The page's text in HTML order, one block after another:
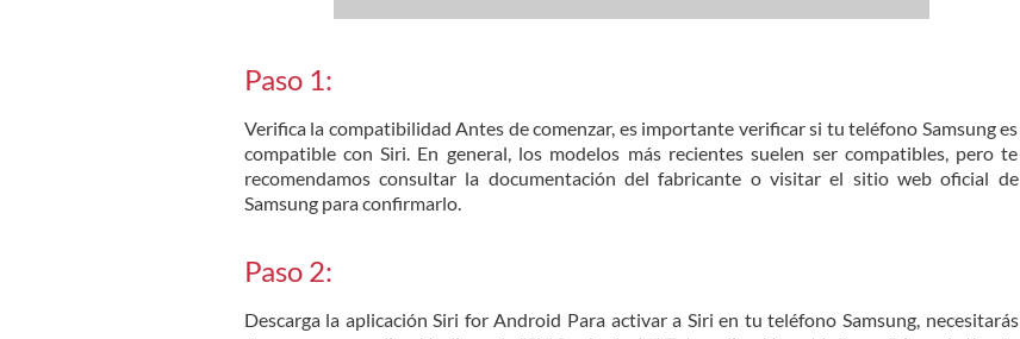
Paso 1:
Verifica la compatibilidad Antes de comenzar, es importante verificar si tu teléfono Samsung es
compatible con Siri. En general, los modelos más recientes suelen ser compatibles, pero te
recomendamos consultar la documentación del fabricante o visitar el sitio web oficial de
Samsung para confirmarlo.
Paso 2:
Descarga la aplicación Siri for Android Para activar a Siri en tu teléfono Samsung, necesitarás